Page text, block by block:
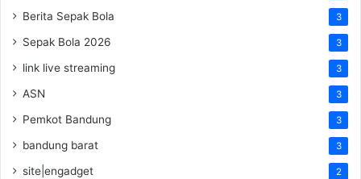
Berita Sepak Bola 3
Sepak Bola 2026 3
link live streaming 3
ASN 3
Pemkot Bandung 3
bandung barat 3
site|engadget 2